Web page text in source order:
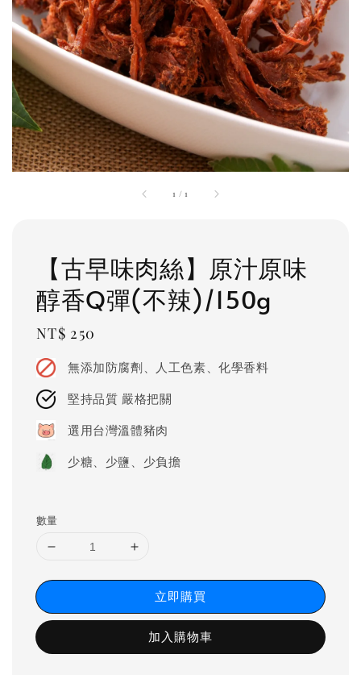
1 /1
【古早味肉絲】原汁原味
醇香Q彈(不辣)/150g
Regular
price
NT$ 250
無添加防腐劑、人工色素、化學香料
堅持品質 嚴格把關
選用台灣溫體豬肉
少糖、少鹽、少負擔
數量
立即購買
加入購物車